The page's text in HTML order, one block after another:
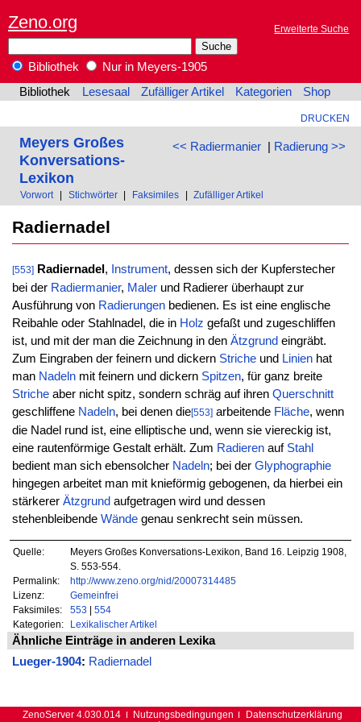
Zeno.org Erweiterte Suche
Bibliothek
Nur in Meyers-1905
Bibliothek
Lesesaal Zufälliger Artikel Kategorien Shop
DRUCKEN
<< Radiermanier| Radierung >>
Meyers Großes
Konversations-
Lexikon
Vorwort Stichwörter Faksimiles Zufälliger Artikel
Radiernadel
[553] Radiernadel , Instrument, dessen sich der Kupferstecher
bei der Radiermanier, Malerund Radierer überhaupt zur
Ausführung von Radierungenbedienen. Es ist eine englische
Reibahle oder Stahlnadel, die in Holz gefaßt und zugeschliffen
ist, und mit der man die Zeichnung in den Ätzgrund eingräbt.
Zum Eingraben der feinern und dickern Stricheund Linienhat
man Nadelnmit feinern und dickern Spitzen, für ganz breite
Stricheaber nicht spitz, sondern schräg auf ihren Querschnitt
geschliffene Nadeln, bei denen die[553]arbeitende Fläche, wenn
die Nadel rund ist, eine elliptische und, wenn sie viereckig ist,
eine rautenförmige Gestalt erhält. Zum Radierenauf Stahl
bedient man sich ebensolcher Nadeln; bei der Glyphographie
hingegen arbeitet man mit knieförmig gebogenen, da hierbei ein
stärkerer Ätzgrund aufgetragen wird und dessen
stehenbleibende Wändegenau senkrecht sein müssen.
Quelle:
Meyers Großes Konversations-Lexikon, Band 16. Leipzig 1908,
S. 553-554.
Permalink:
http://www.zeno.org/nid/20007314485
Lizenz:
Gemeinfrei
Faksimiles:
553 | 554
Kategorien:
Lexikalischer Artikel
Ähnliche Einträge in anderen Lexika
Lueger-1904: Radiernadel
ZenoServer 4.030.014 Nutzungsbedingungen
Datenschutzerklärung